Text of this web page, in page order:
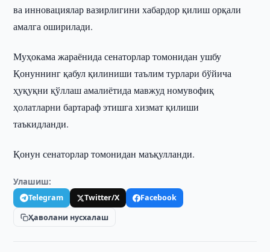
ва инновациялар вазирлигини хабардор қилиш орқали
амалга оширилади.
Муҳокама жараёнида сенаторлар томонидан ушбу
Қонуннинг қабул қилиниши таълим турлари бўйича
ҳуқуқни қўллаш амалиётида мавжуд номувофиқ
ҳолатларни бартараф этишга хизмат қилиши
таъкидланди.
Қонун сенаторлар томонидан маъқулланди.
Улашиш:
Telegram Twitter/X
Facebook
Ҳаволани нусхалаш